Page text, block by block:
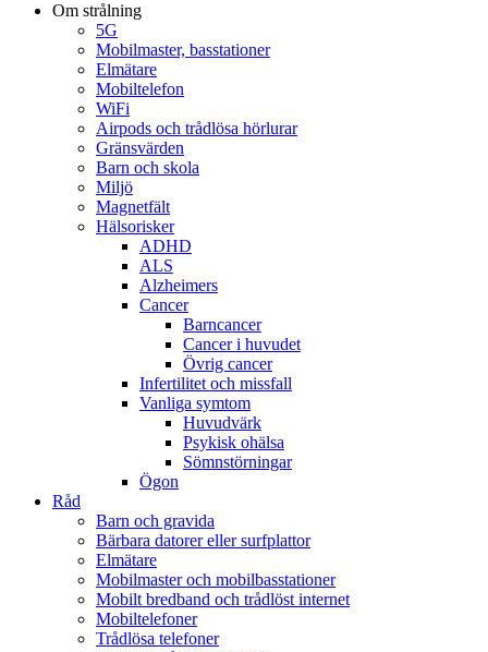
Om strålning
5G
Mobilmaster, basstationer
Elmätare
Mobiltelefon
WiFi
Airpods och trådlösa hörlurar
Gränsvärden
Barn och skola
Miljö
Magnetfält
Hälsorisker
ADHD
ALS
Alzheimers
Cancer
Barncancer
Cancer i huvudet
Övrig cancer
Infertilitet och missfall
Vanliga symtom
Huvudvärk
Psykisk ohälsa
Sömnstörningar
Ögon
Råd
Barn och gravida
Bärbara datorer eller surfplattor
Elmätare
Mobilmaster och mobilbasstationer
Mobilt bredband och trådlöst internet
Mobiltelefoner
Trådlösa telefoner